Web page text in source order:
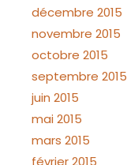
décembre 2015
novembre 2015
octobre 2015
septembre 2015
juin 2015
mai 2015
mars 2015
février 2015